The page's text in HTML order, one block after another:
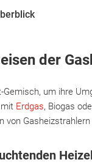
der
um ihre
Erdgas, Biogas
von